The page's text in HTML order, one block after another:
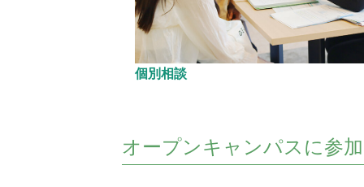
個別相談
オープンキャンパスに参